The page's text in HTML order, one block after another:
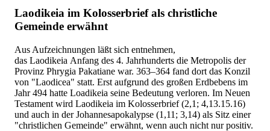
Laodikeia im Kolosserbrief als christliche
Gemeinde erwähnt
Aus Aufzeichnungen läßt sich entnehmen,
das Laodikeia Anfang des 4. Jahrhunderts die Metropolis der
Provinz Phrygia Pakatiane war. 363–364 fand dort das Konzil
von "Laodicea" statt. Erst aufgrund des großen Erdbebens im
Jahr 494 hatte Loadikeia seine Bedeutung verloren. Im Neuen
Testament wird Laodikeia im Kolosserbrief (2,1; 4,13.15.16)
und auch in der Johannesapokalypse (1,11; 3,14) als Sitz einer
"christlichen Gemeinde" erwähnt, wenn auch nicht nur positiv.